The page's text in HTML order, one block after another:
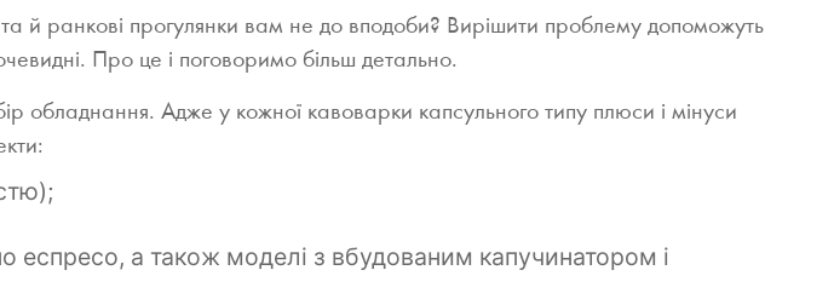
й ранкові прогулянки вам не до вподоби? Вирішити проблему допоможуть
Про це і поговоримо більш детально.
Адже у кожної кавоварки капсульного типу плюси і мінуси
еспресо, а також моделі з вбудованим капучинатором і